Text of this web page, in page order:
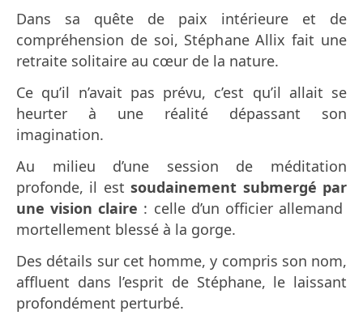
Dans sa quête de paix intérieure et de
compréhension de soi, Stéphane Allix fait une
retraite solitaire au cœur de la nature.
Ce qu’il n’avait pas prévu, c’est qu’il allait se
heurter à une réalité dépassant son
imagination.
Au milieu d’une session de méditation
profonde, il estsoudainement submergé par
une vision claire : celle d’un officier allemand
mortellement blessé à la gorge.
Des détails sur cet homme, y compris son nom,
affluent dans l’esprit de Stéphane, le laissant
profondément perturbé.